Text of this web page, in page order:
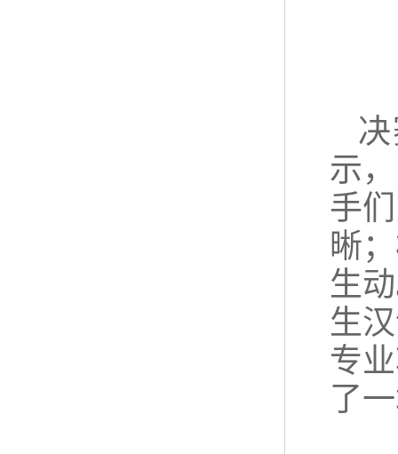
示
手
晰
生
生
专
了